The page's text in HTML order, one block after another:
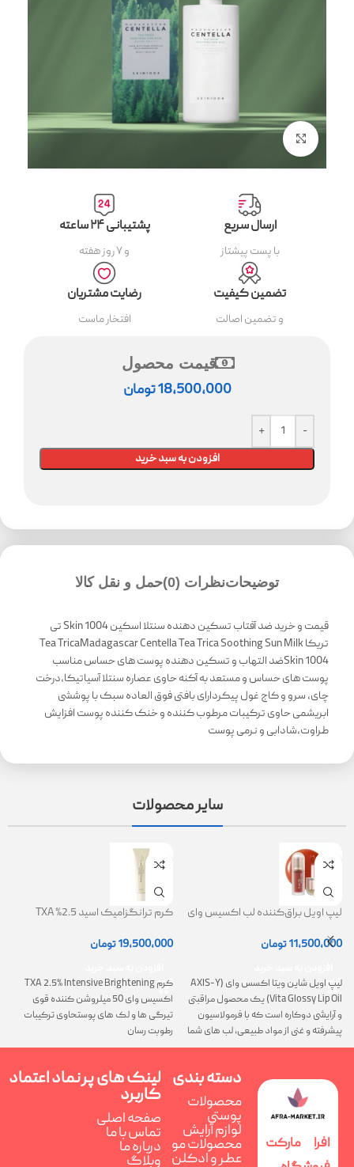
بزرگنمایی تصویر
ارسال سریع
با پست پیشتاز
پشتیبانی ۲۴ ساعته
و ۷ روز هفته
تضمین کیفیت
و تضمین اصالت
رضایت مشتریان
افتخار ماست
قیمت محصول
18,500,000تومان
افزودن به سبد خرید
توضیحاتنظرات (0) حمل و نقل کالا
قیمت و خرید ضد آفتاب تسکین دهنده سنتلا اسکین Skin 1004 تی
تریکا Tea TricaMadagascar Centella Tea Trica Soothing Sun Milk
Skin 1004ضد التهاب و تسکین دهنده پوست های حساس مناسب
پوست های حساس و مستعد به آکنه حاوی عصاره سنتلا آسیاتیکا،درخت
چای، سرو و کاج غول پیکردارای بافتی فوق العاده سبک با پوششی
ابریشمی حاوی ترکیبات مرطوب کننده و خنک کننده پوست افزایش
طراوت،شادابی و نرمی پوست
سایر محصولات
لیپ اویل براق‌کننده لب اکسیس وای
11,500,000تومان
لیپ اویل شاین ویتا اکسس وای (AXIS-Y
Vita Glossy Lip Oil) یک محصول مراقبتی
و آرایشی دوکاره است که با فرمولاسیون
پیشرفته و غنی از مواد طبیعی، لب های شما
را همزمان ترمیم، تغذیه و فوق العاده
کرم ترانگزامیک اسید 2.5% TXA
19,500,000تومان
کرم TXA 2.5% Intensive Brightening
اکسیس وای 50 میلروشن کننده قوی
تیرگی ها و لک های پوستحاوی ترکیبات
رطوبت رسان
افرا مارکت
دسته بندی
محصولات
پوستی
لوازم آرایش
محصولات مو
عطر و ادکلن
لینک های پر
کاربرد
صفحه اصلی
تماس با ما
درباره ما
وبلاگ
نماد اعتماد